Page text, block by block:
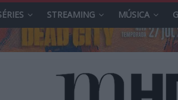
STREAMING MÚSICA